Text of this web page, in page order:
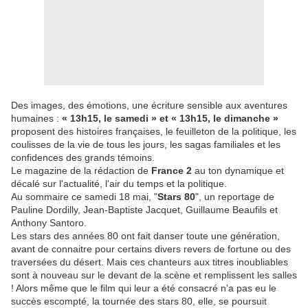
Des images, des émotions, une écriture sensible aux aventures
humaines : « 13h15, le samedi » et « 13h15, le dimanche »
proposent des histoires françaises, le feuilleton de la politique, les
coulisses de la vie de tous les jours, les sagas familiales et les
confidences des grands témoins.
Le magazine de la rédaction de France 2 au ton dynamique et
décalé sur l'actualité, l'air du temps et la politique.
Au sommaire ce samedi 18 mai, "Stars 80", un reportage de
Pauline Dordilly, Jean-Baptiste Jacquet, Guillaume Beaufils et
Anthony Santoro.
Les stars des années 80 ont fait danser toute une génération,
avant de connaitre pour certains divers revers de fortune ou des
traversées du désert. Mais ces chanteurs aux titres inoubliables
sont à nouveau sur le devant de la scène et remplissent les salles
! Alors même que le film qui leur a été consacré n’a pas eu le
succès escompté, la tournée des stars 80, elle, se poursuit